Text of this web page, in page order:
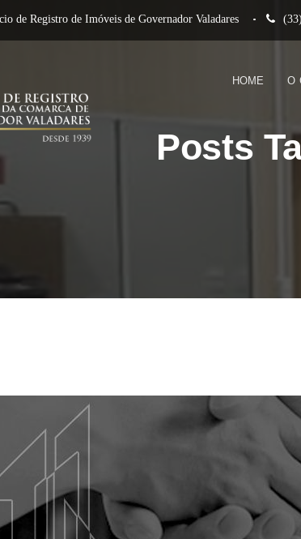
de Registro de Imóveis de Governador Valadares
HOME O
Posts